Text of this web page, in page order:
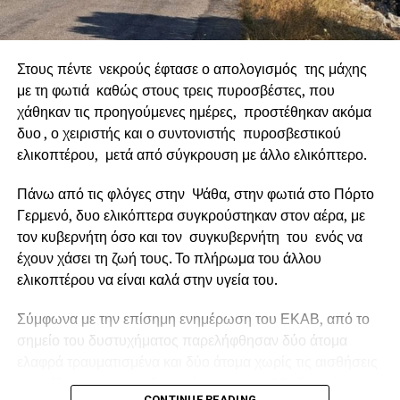
Έργο ορόσημο
Ο Δήμαρχος Ναυπακτίας κ.Βασίλης Γκίζαςδήλωσε
σχετικά: «Η Παράκαμψη του Κάστρου Ναυπάκτου
Στους πέντε νεκρούς έφτασε ο απολογισμός της μάχης
με τη φωτιά καθώς στους τρεις πυροσβέστες, που
χάθηκαν τις προηγούμενες ημέρες, προστέθηκαν ακόμα
δυο , ο χειριστής και ο συντονιστής πυροσβεστικού
ελικοπτέρου, μετά από σύγκρουση με άλλο ελικόπτερο.
Πάνω από τις φλόγες στην Ψάθα, στην φωτιά στο Πόρτο
Γερμενό, δυο ελικόπτερα συγκρούστηκαν στον αέρα, με
τον κυβερνήτη όσο και τον συγκυβερνήτη του ενός να
έχουν χάσει τη ζωή τους. Το πλήρωμα του άλλου
ελικοπτέρου να είναι καλά στην υγεία του.
Σύμφωνα με την επίσημη ενημέρωση του ΕΚΑΒ, από το
σημείο του δυστυχήματος παρελήφθησαν δύο άτομα
τους. Και οι τέσσερις διακομίστηκαν στο 251 Γενικό